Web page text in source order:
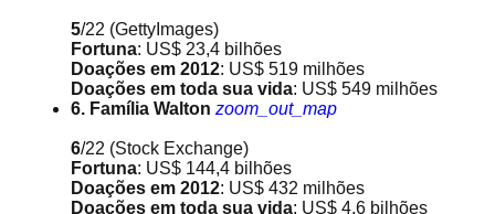
5/22 (GettyImages)
Fortuna: US$ 23,4 bilhões
Doações em 2012: US$ 519 milhões
Doações em toda sua vida: US$ 549 milhões
6. Família Walton zoom_out_map
6/22 (Stock Exchange)
Fortuna: US$ 144,4 bilhões
Doações em 2012: US$ 432 milhões
Doações em toda sua vida: US$ 4,6 bilhões